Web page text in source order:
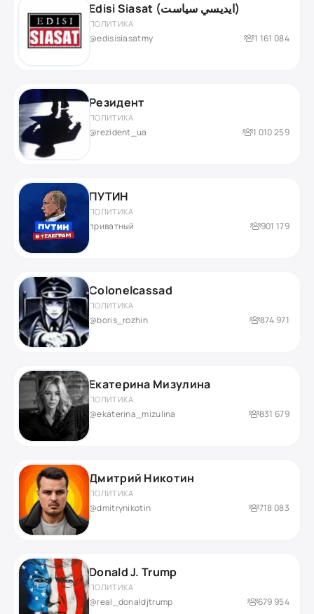
Edisi Siasat (ايديسي سياست)
ПОЛИТИКА
@edisisiasatmy 1 161 084
Резидент
ПОЛИТИКА
@rezident_ua 1 010 259
ПУТИН
ПОЛИТИКА
приватный 901 179
Colonelcassad
ПОЛИТИКА
@boris_rozhin 874 971
Екатерина Мизулина
ПОЛИТИКА
@ekaterina_mizulina 831 679
Дмитрий Никотин
ПОЛИТИКА
@dmitrynikotin 718 083
Donald J. Trump
ПОЛИТИКА
@real_donaldjtrump 679 954